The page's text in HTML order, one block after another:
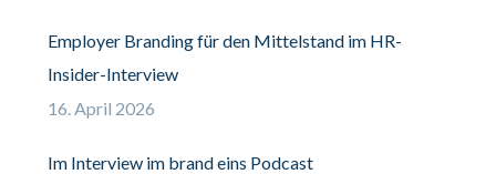
Employer Branding für den Mittelstand im HR-
Insider-Interview
16. April 2026
Im Interview im brand eins Podcast